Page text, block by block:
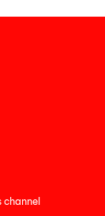
channel